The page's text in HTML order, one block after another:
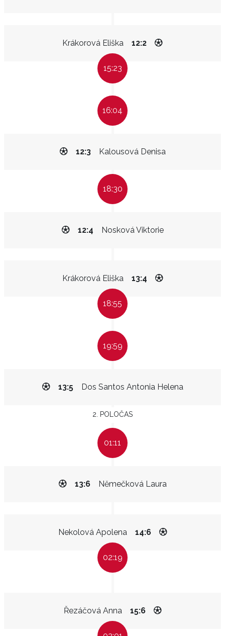
Krákorová Eliška 12:2
15:23
16:04
Kalousová Denisa
12:3
18:30
Nosková Viktorie
12:4
Krákorová Eliška 13:4
18:55
19:59
Dos Santos Antonia Helena
13:5
2. POLOČAS
01:11
Němečková Laura
13:6
Nekolová Apolena 14:6
02:19
Řezáčová Anna 15:6